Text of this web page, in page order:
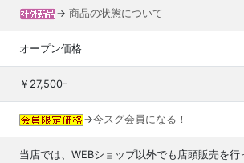
→ 商品の状態について
オープン価格
￥27,500-
→今スグ会員になる！
当店では、WEBショップ以外でも店頭販売を